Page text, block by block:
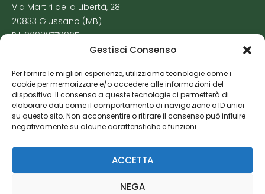
Gestisci Consenso
Per fornire le migliori esperienze, utilizziamo tecnologie come i
cookie per memorizzare e/o accedere alle informazioni del
dispositivo. Il consenso a queste tecnologie ci permetterà di
elaborare dati come il comportamento di navigazione o ID unici
su questo sito. Non acconsentire o ritirare il consenso può influire
negativamente su alcune caratteristiche e funzioni.
ACCETTA
NEGA
Via Martiri della Libertà, 28
20833 Giussano (MB)
P.I. 06982770965
Cookie Policy
Risorse Aggiuntive